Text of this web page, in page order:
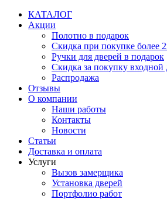
Перейти
содержимому
КАТАЛОГ
Акции
Полотно в подарок
Скидка при покупке более
Ручки для дверей в подарок
Скидка за покупку входной
Распродажа
Отзывы
О компании
Наши работы
Контакты
Новости
Статьи
Доставка и оплата
Услуги
Вызов замерщика
Установка дверей
Портфолио работ